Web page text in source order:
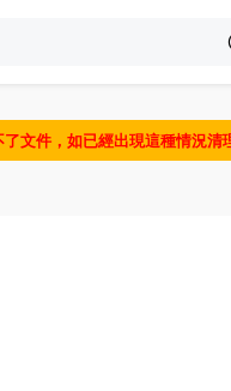
文件，如已經出現這種情況清